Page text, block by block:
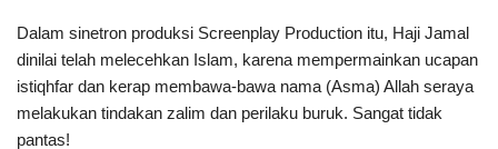
Dalam sinetron produksi Screenplay Production itu, Haji Jamal
dinilai telah melecehkan Islam, karena mempermainkan ucapan
istiqhfar dan kerap membawa-bawa nama (Asma) Allah seraya
melakukan tindakan zalim dan perilaku buruk. Sangat tidak
pantas!